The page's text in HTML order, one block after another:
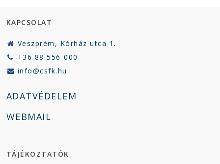
KAPCSOLAT
Veszprém, Kórház utca 1.
+36 88 556-000
info@csfk.hu
ADATVÉDELEM
WEBMAIL
TÁJÉKOZTATÓK